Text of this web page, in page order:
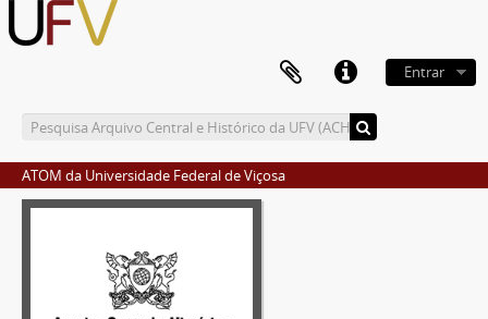
Entrar
ATOM da Universidade Federal de Viçosa